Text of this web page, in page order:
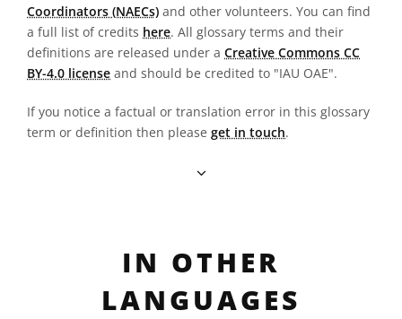
Coordinators (NAECs) and other volunteers. You can find
a full list of credits here. All glossary terms and their
definitions are released under a Creative Commons CC
BY-4.0 license and should be credited to "IAU OAE".
If you notice a factual or translation error in this glossary
term or definition then please get in touch.
IN OTHER
LANGUAGES